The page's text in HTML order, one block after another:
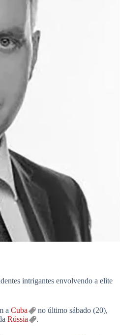
intrigantes envolvendo a elite
a Cuba
no último sábado (20),
Rússia .